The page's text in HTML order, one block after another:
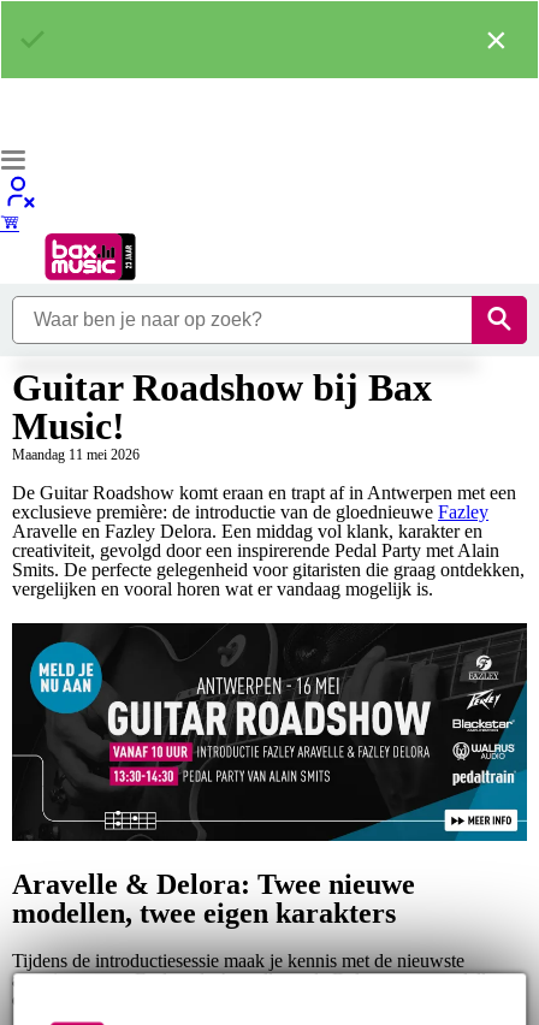
Guitar Roadshow bij Bax
Music!
Maandag 11 mei 2026
De Guitar Roadshow komt eraan en trapt af in Antwerpen met een
exclusieve première: de introductie van de gloednieuwe Fazley
Aravelle en Fazley Delora. Een middag vol klank, karakter en
creativiteit, gevolgd door een inspirerende Pedal Party met Alain
Smits. De perfecte gelegenheid voor gitaristen die graag ontdekken,
vergelijken en vooral horen wat er vandaag mogelijk is.
Aravelle & Delora: Twee nieuwe
modellen, twee eigen karakters
Tijdens de introductiesessie maak je kennis met de nieuwste
aanwinsten van Fazley: de Aravelle en de Delora, twee modellen
die elk hun eigen identiteit en sound meebrengen.
×